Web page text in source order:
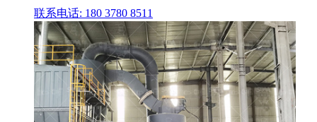
联系电话: 180 3780 8511